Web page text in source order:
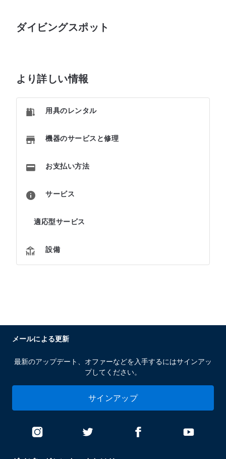
ダイビングスポット
より詳しい情報
サービス
適応型サービス
設備
用具のレンタル
機器のサービスと修理
お支払い方法
メールによる更新
最新のアップデート、オファーなどを入手するにはサインアッ
プしてください。
サインアップ